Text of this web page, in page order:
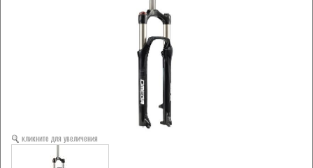
кликните для увеличения